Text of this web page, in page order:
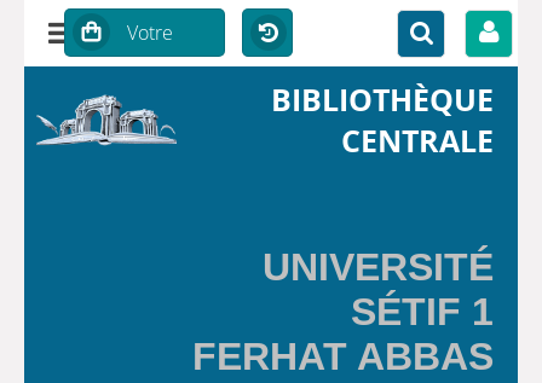
BIBLIOTHÈQUE
CENTRALE
UNIVERSITÉ
SÉTIF 1
FERHAT ABBAS